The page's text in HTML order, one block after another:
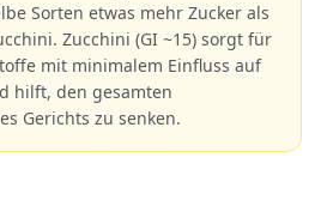
Sorten etwas mehr Zucker als
Zucchini (GI ~15) sorgt für
mit minimalem Einfluss auf
hilft, den gesamten
Gerichts zu senken.